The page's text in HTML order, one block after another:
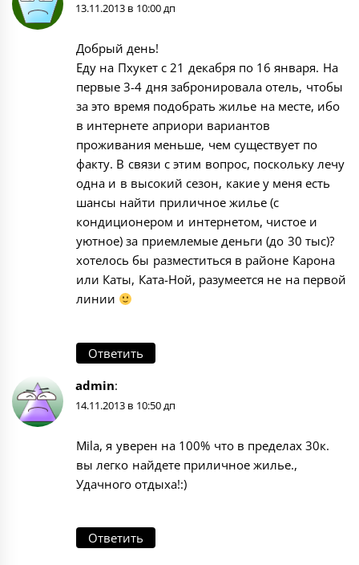
13.11.2013 в 10:00 дп
Добрый день!
Еду на Пхукет с 21 декабря по 16 января. На
первые 3-4 дня забронировала отель, чтобы
за это время подобрать жилье на месте, ибо
в интернете априори вариантов
проживания меньше, чем существует по
факту. В связи с этим вопрос, поскольку лечу
одна и в высокий сезон, какие у меня есть
шансы найти приличное жилье (с
кондиционером и интернетом, чистое и
уютное) за приемлемые деньги (до 30 тыс)?
хотелось бы разместиться в районе Карона
или Каты, Ката-Ной, разумеется не на первой
линии
Ответить
admin:
14.11.2013 в 10:50 дп
Mila, я уверен на 100% что в пределах 30к.
вы легко найдете приличное жилье.,
Удачного отдыха!:)
Ответить